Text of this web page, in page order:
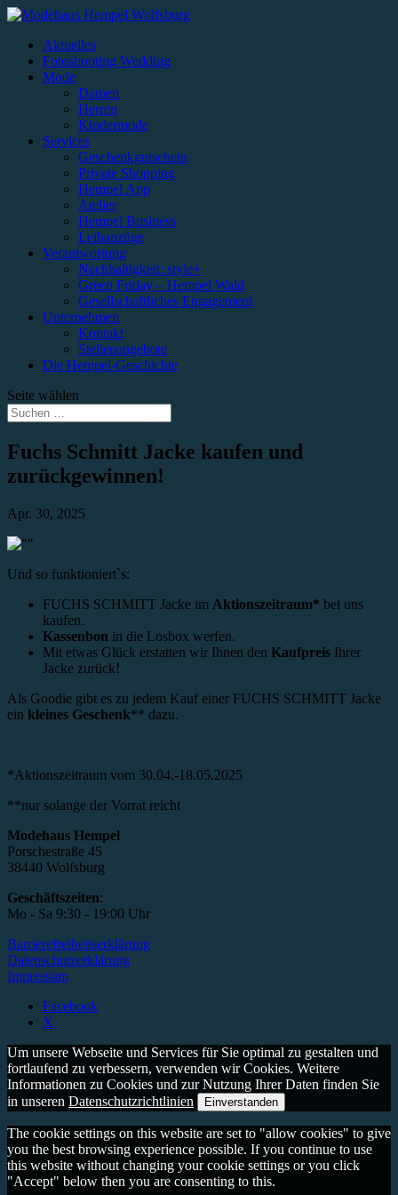
Aktuelles
Fotoshooting Wedding
Mode
Damen
Herren
Kindermode
Services
Geschenkgutschein
Private Shopping
Hempel App
Atelier
Hempel Business
Leihanzüge
Verantwortung
Nachhaltigkeit: style+
Green Friday – Hempel Wald
Gesellschaftliches Engagement
Unternehmen
Kontakt
Stellenangebote
Die Hempel-Geschichte
Seite wählen
Fuchs Schmitt Jacke kaufen und
zurückgewinnen!
Apr. 30, 2025
Und so funktioniert`s:
FUCHS SCHMITT Jacke im Aktionszeitraum* bei uns
kaufen.
Kassenbon in die Losbox werfen.
Mit etwas Glück erstatten wir Ihnen den Kaufpreis Ihrer
Jacke zurück!
Als Goodie gibt es zu jedem Kauf einer FUCHS SCHMITT Jacke
ein kleines Geschenk** dazu.
*Aktionszeitraum vom 30.04.-18.05.2025
**nur solange der Vorrat reicht
Modehaus Hempel
Porschestraße 45
38440 Wolfsburg
Geschäftszeiten:
Mo - Sa 9:30 - 19:00 Uhr
Barrierefreiheitserklärung
Datenschutzerklärung
Impressum
Facebook
X
Um unsere Webseite und Services für Sie optimal zu gestalten und
fortlaufend zu verbessern, verwenden wir Cookies. Weitere
Informationen zu Cookies und zur Nutzung Ihrer Daten finden Sie
in unseren Datenschutzrichtlinien Einverstanden
The cookie settings on this website are set to "allow cookies" to give
you the best browsing experience possible. If you continue to use
this website without changing your cookie settings or you click
"Accept" below then you are consenting to this.